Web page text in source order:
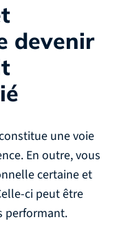
devenir
une voie
En outre, vous
certaine et
ci peut être
performant.